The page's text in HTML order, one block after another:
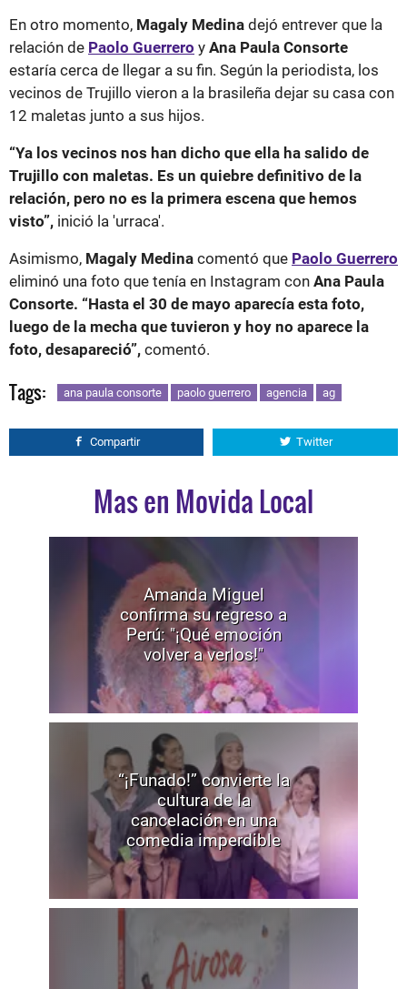
En otro momento, Magaly Medina dejó entrever que la
relación de Paolo Guerrero y Ana Paula Consorte
estaría cerca de llegar a su fin. Según la periodista, los
vecinos de Trujillo vieron a la brasileña dejar su casa con
12 maletas junto a sus hijos.
“Ya los vecinos nos han dicho que ella ha salido de
Trujillo con maletas. Es un quiebre definitivo de la
relación, pero no es la primera escena que hemos
visto”, inició la 'urraca'.
Asimismo, Magaly Medina comentó que Paolo Guerrero
eliminó una foto que tenía en Instagram con Ana Paula
Consorte. “Hasta el 30 de mayo aparecía esta foto,
luego de la mecha que tuvieron y hoy no aparece la
foto, desapareció”, comentó.
Tags: ana paula consorte paolo guerrero agencia ag
Compartir Twitter
Mas en Movida Local
Amanda Miguel
confirma su regreso a
Perú: "¡Qué emoción
volver a verlos!"
“¡Funado!” convierte la
cultura de la
cancelación en una
comedia imperdible